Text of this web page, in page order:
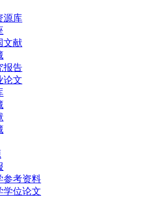
源库
文献
报告
论文
参考资料
学位论文